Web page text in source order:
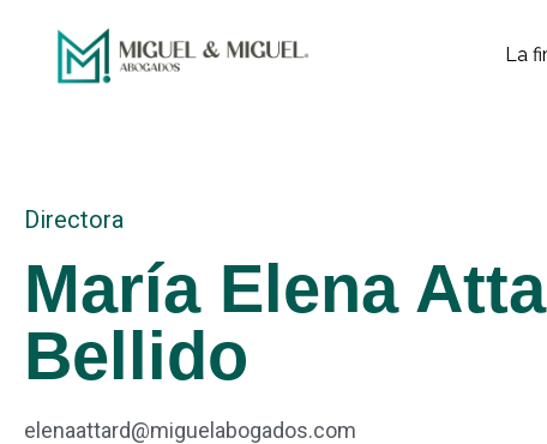
La
Directora
María Elena
Bellido
elenaattard@miguelabogados.com